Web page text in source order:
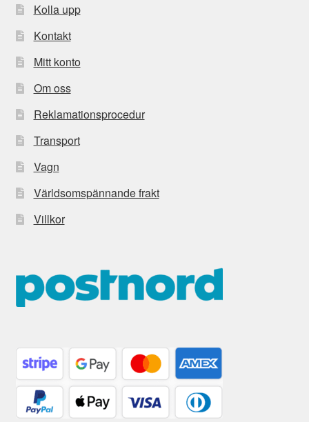
Kolla upp
Kontakt
Mitt konto
Om oss
Reklamationsprocedur
Transport
Vagn
Världsomspännande frakt
Villkor